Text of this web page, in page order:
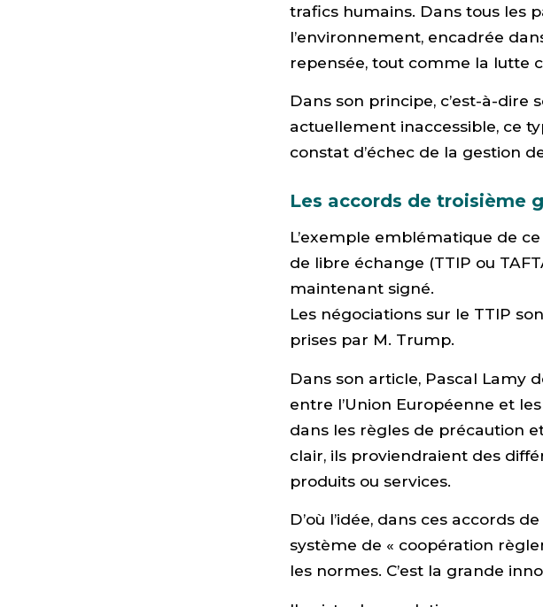
trafics humains. Dans tous les
l’environnement, encadrée
repensée, tout comme la lutte
Dans son principe, c’est-à-dire
actuellement inaccessible, ce
constat d’échec de la gestion
Les accords de troisième
L’exemple emblématique de
de libre échange (TTIP ou
maintenant signé.
Les négociations sur le TTIP
prises par M. Trump.
Dans son article, Pascal Lamy
entre l’Union Européenne et
dans les règles de précaution
clair, ils proviendraient des
produits ou services.
D’où l’idée, dans ces accords
système de « coopération
les normes. C’est la grande